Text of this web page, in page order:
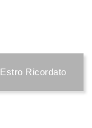
Estro Ricordato